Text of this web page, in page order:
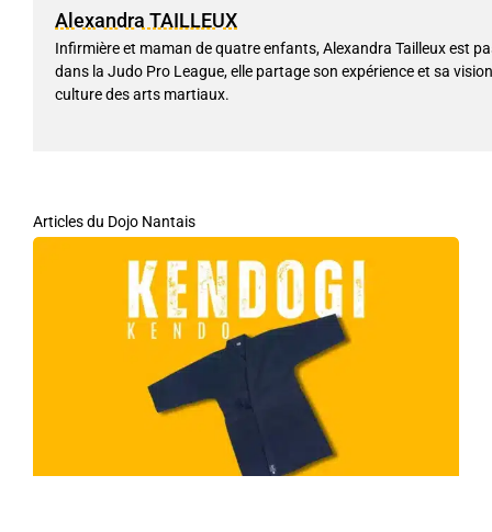
Alexandra TAILLEUX
Infirmière et maman de quatre enfants, Alexandra Tailleux est
dans la Judo Pro League, elle partage son expérience et sa
culture des arts martiaux.
Articles du Dojo Nantais